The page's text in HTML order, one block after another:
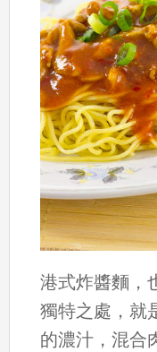
港式炸醬麵，
獨特之處，就
的濃汁，混合